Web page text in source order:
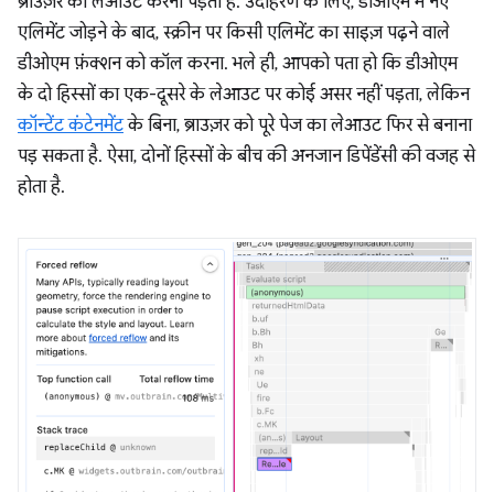
एलिमेंट जोड़ने के बाद, स्क्रीन पर किसी एलिमेंट का साइज़ पढ़ने वाले
डीओएम फ़ंक्शन को कॉल करना. भले ही, आपको पता हो कि डीओएम
के दो हिस्सों का एक-दूसरे के लेआउट पर कोई असर नहीं पड़ता, लेकिन
कॉन्टेंट कंटेनमेंटके बिना, ब्राउज़र को पूरे पेज का लेआउट फिर से बनाना
पड़ सकता है. ऐसा, दोनों हिस्सों के बीच की अनजान डिपेंडेंसी की वजह से
होता है.